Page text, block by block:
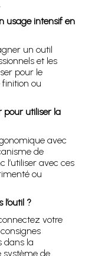
usage intensif en
un outil
et les
pour le
ou
pour utiliser la
avec
de
l’utiliser avec ces
ou
?
votre
dans la
système de